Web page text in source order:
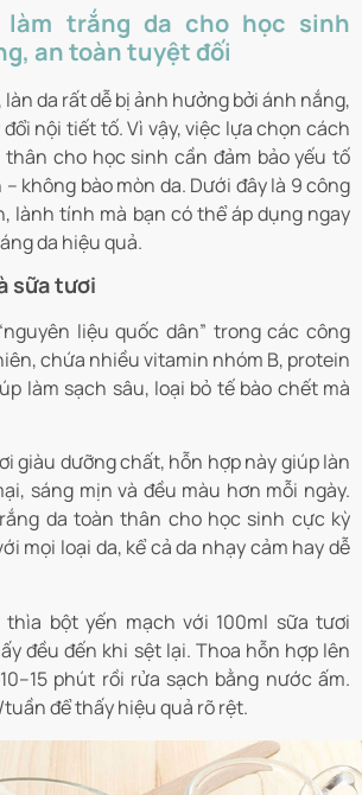
trắng da cho học sinh
an toàn tuyệt đối
da rất dễ bị ảnh hưởng bởi ánh nắng,
nội tiết tố. Vì vậy, việc lựa chọn cách
cho học sinh cần đảm bảo yếu tố
không bào mòn da. Dưới đây là 9 công
lành tính mà bạn có thể áp dụng ngay
da hiệu quả.
sữa tươi
liệu quốc dân” trong các công
chứa nhiều vitamin nhóm B, protein
làm sạch sâu, loại bỏ tế bào chết mà
giàu dưỡng chất, hỗn hợp này giúp làn
sáng mịn và đều màu hơn mỗi ngày.
da toàn thân cho học sinh cực kỳ
mọi loại da, kể cả da nhạy cảm hay dễ
thìa bột yến mạch với 100ml sữa tươi
đều đến khi sệt lại. Thoa hỗn hợp lên
phút rồi rửa sạch bằng nước ấm.
để thấy hiệu quả rõ rệt.